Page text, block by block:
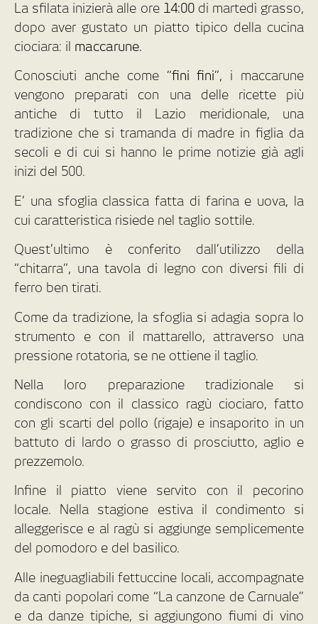
La sfilata inizierà alle ore 14:00di martedì grasso,
dopo aver gustato un piatto tipico della cucina
ciociara: il maccarune.
Conosciuti anche come “fini fini”, i maccarune
vengono preparati con una delle ricette più
antiche di tutto il Lazio meridionale, una
tradizione che si tramanda di madre in figlia da
secoli e di cui si hanno le prime notizie già agli
inizi del 500.
E’ una sfoglia classica fatta di farina e uova, la
cui caratteristica risiede nel taglio sottile.
Quest’ultimo è conferito dall’utilizzo della
“chitarra”, una tavola di legno con diversi fili di
ferro ben tirati.
Come da tradizione, la sfoglia si adagia sopra lo
strumento e con il mattarello, attraverso una
pressione rotatoria, se ne ottiene il taglio.
Nella loro preparazione tradizionale si
condiscono con il classico ragù ciociaro, fatto
con gli scarti del pollo (rigaje) e insaporito in un
battuto di lardo o grasso di prosciutto, aglio e
prezzemolo.
Infine il piatto viene servito con il pecorino
locale. Nella stagione estiva il condimento si
alleggerisce e al ragù si aggiunge semplicemente
del pomodoro e del basilico.
Alle ineguagliabili fettuccine locali, accompagnate
da canti popolari come “La canzone de Carnuale”
e da danze tipiche, si aggiungono fiumi di vino